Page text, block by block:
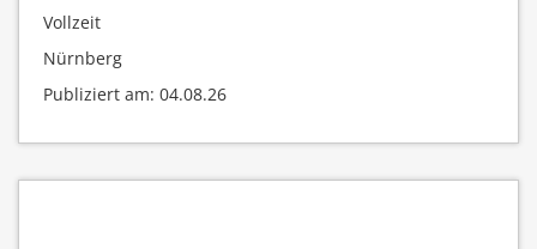
Vollzeit
Nürnberg
Publiziert am: 04.08.26